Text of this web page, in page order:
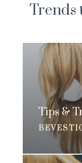
Trends
Tips &